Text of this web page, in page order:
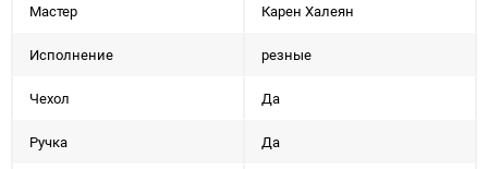
Мастер Карен Халеян
Исполнение резные
Чехол Да
Ручка Да